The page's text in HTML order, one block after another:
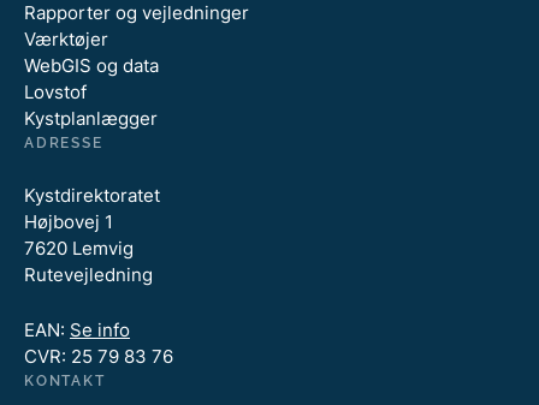
Rapporter og vejledninger
Værktøjer
WebGIS og data
Lovstof
Kystplanlægger
ADRESSE
Kystdirektoratet
Højbovej 1
7620 Lemvig
Rutevejledning
EAN: Se info
CVR: 25 79 83 76
KONTAKT